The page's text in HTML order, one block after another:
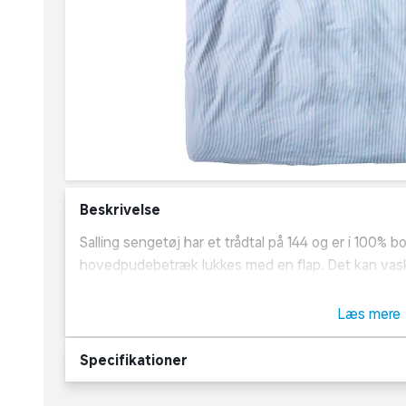
Beskrivelse
Salling sengetøj har et trådtal på 144 og er i 100%
hovedpudebetræk lukkes med en flap. Det kan
tråde pr. kvadrattomme stof. Jo højere trådtallet
Læs mere
Specifikationer